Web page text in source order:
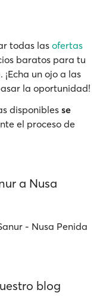
todas las ofertas
baratos para tu
un ojo a las
la oportunidad!
disponiblesse
el proceso de
a Nusa
- Nusa Penida
blog